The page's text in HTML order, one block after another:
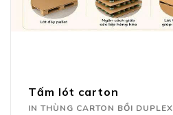
Tấm lót carton
IN THÙNG CARTON BỒI DUPLEX